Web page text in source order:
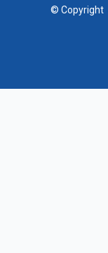
© Copyright